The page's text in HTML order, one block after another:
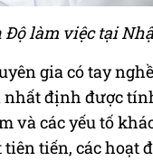
làm việc tại
gia có tay
định được
các yếu tố
tiến, các hoạt